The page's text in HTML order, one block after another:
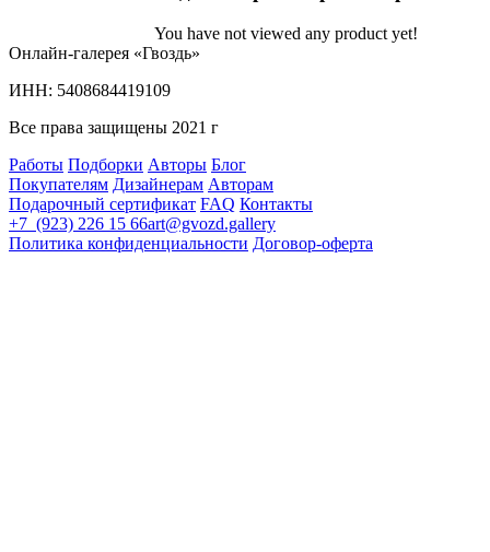
You have not viewed any product yet!
Онлайн-галерея «Гвоздь»
ИНН: 5408684419109
Все права защищены 2021 г
Работы Подборки Авторы Блог
Покупателям Дизайнерам Авторам
Подарочный сертификат FAQ Контакты
+7 (923) 226 15 66art@gvozd.gallery
Политика конфиденциальности Договор-оферта